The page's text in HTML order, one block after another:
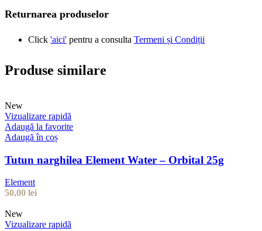
Returnarea produselor
Click 'aici' pentru a consulta Termeni și Condiții
Produse similare
New
Vizualizare rapidă
Adaugă la favorite
Adaugă în coș
Tutun narghilea Element Water – Orbital 25g
Element
50,00 lei
New
Vizualizare rapidă